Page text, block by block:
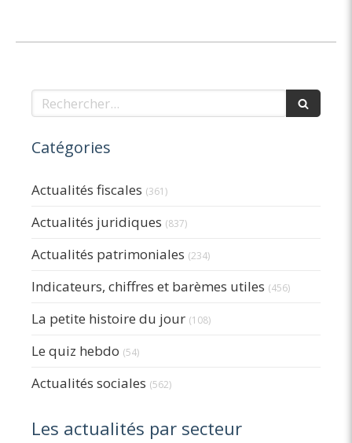
Rechercher
Catégories
Actualités fiscales (361)
Actualités juridiques (837)
Actualités patrimoniales (234)
Indicateurs, chiffres et barèmes utiles (456)
La petite histoire du jour (108)
Le quiz hebdo (54)
Actualités sociales (562)
Les actualités par secteur